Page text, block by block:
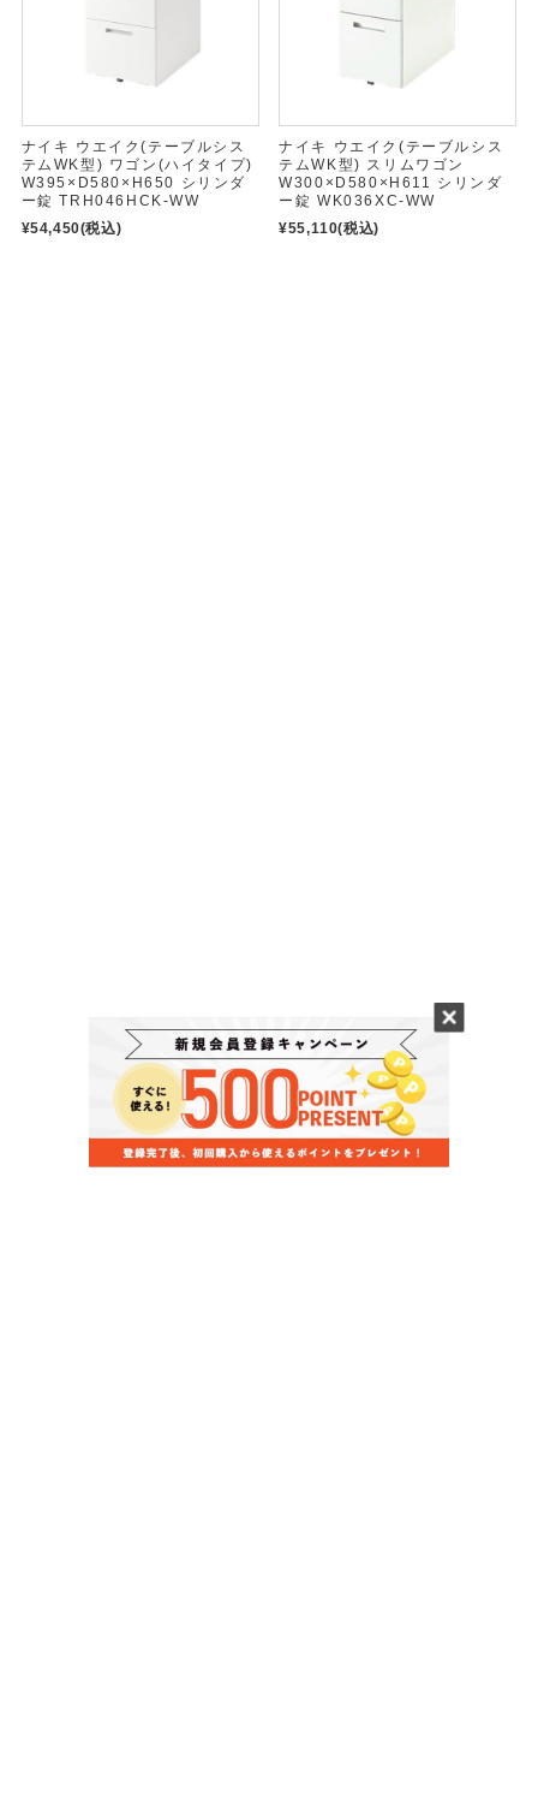
ナイキ ウエイク(テーブルシス
テムWK型) ワゴン(ハイタイプ)
W395×D580×H650 シリンダ
ー錠 TRH046HCK-WW
¥54,450(税込)
ナイキ ウエイク(テーブルシス
テムWK型) スリムワゴン
W300×D580×H611 シリンダ
ー錠 WK036XC-WW
¥55,110(税込)